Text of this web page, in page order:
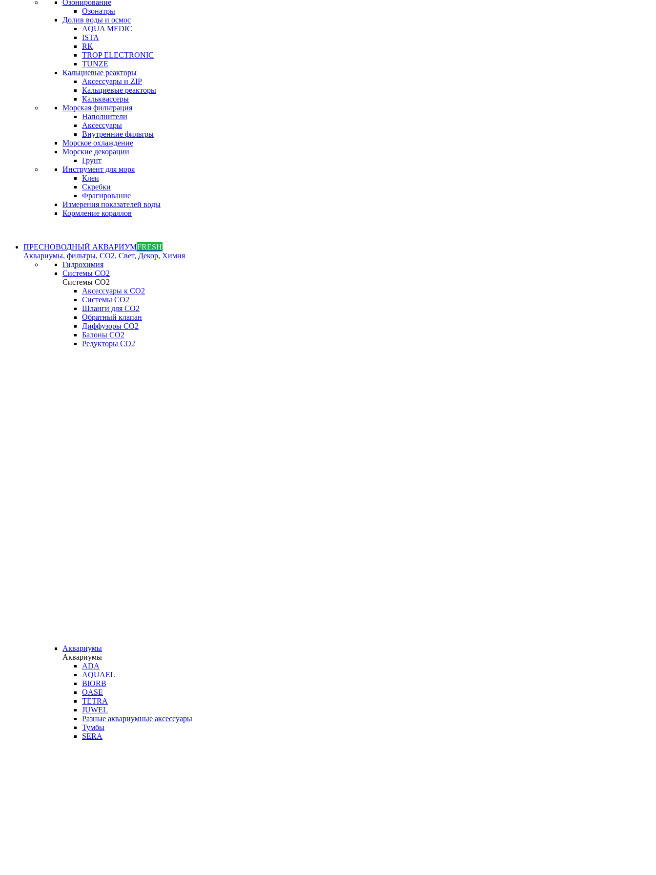
Озонирование
Озонатры
Долив воды и осмос
AQUA MEDIC
ISTA
RК
TROP ELECTRONIC
TUNZE
Кальциевые реакторы
Аксессуары и ZIP
Кальциевые реакторы
Кальквассеры
Морская фильтрация
Наполнители
Аксессуары
Внутренние фильтры
Морское охлаждение
Морские декорации
Грунт
Инструмент для моря
Клеи
Скребки
Фрагирование
Измерения показателей воды
Кормление кораллов
ПРЕСНОВОДНЫЙ АКВАРИУМFRESH
Аквариумы, фильтры, СО2, Свет, Декор, Химия
Гидрохимия
Системы СО2
Системы СО2
Аксессуары к СО2
Системы СО2
Шланги для CO2
Обратный клапан
Диффузоры СO2
Балоны CO2
Редукторы CO2
Аквариумы
Аквариумы
ADA
AQUAEL
BIORB
OASE
TETRA
JUWEL
Разные аквариумные аксессуары
Тумбы
SERA